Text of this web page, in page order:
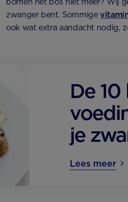
zwanger bent. Sommige
ook wat extra aandacht nodig,
De
je
Lees meer